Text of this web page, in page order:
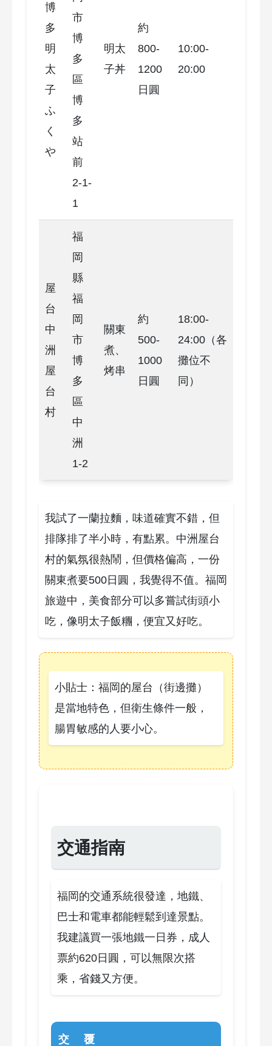
博
多
明
太
子
ふ
く
や
市
博
多
區
博
多
站
前
2-1-
1
明太
子丼
約
800-
1200
日圓
10:00-
20:00
屋
台
中
洲
屋
台
村
福
岡
縣
福
岡
市
博
多
區
中
洲
1-2
關東
煮、
烤串
約
500-
1000
日圓
18:00-
24:00（各
攤位不
同）
我試了一蘭拉麵，味道確實不錯，但
排隊排了半小時，有點累。中洲屋台
村的氣氛很熱鬧，但價格偏高，一份
關東煮要500日圓，我覺得不值。福岡
旅遊中，美食部分可以多嘗試街頭小
吃，像明太子飯糰，便宜又好吃。
小貼士：福岡的屋台（街邊攤）
是當地特色，但衛生條件一般，
腸胃敏感的人要小心。
交通指南
福岡的交通系統很發達，地鐵、
巴士和電車都能輕鬆到達景點。
我建議買一張地鐵一日券，成人
票約620日圓，可以無限次搭
乘，省錢又方便。
交
覆